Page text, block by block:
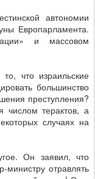
автономии
Европарламента.
и массовом
что израильские
большинство
преступления?
числом терактов, а
случаях на
Он заявил, что
министру отравлять